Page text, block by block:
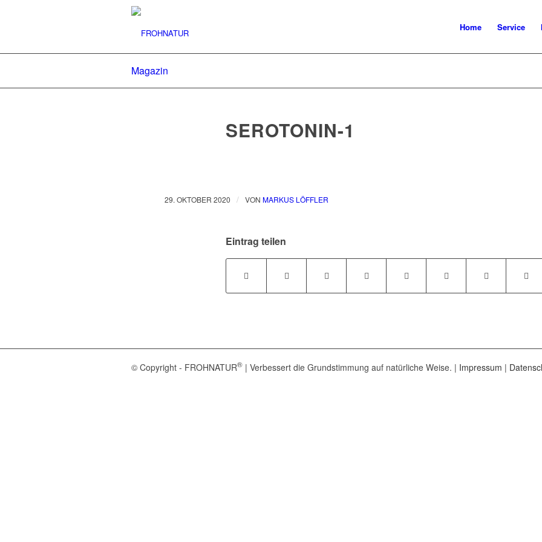
Home Service
Magazin
SEROTONIN-1
29. OKTOBER 2020 / VON MARKUS LÖFFLER
Eintrag teilen
© Copyright - FROHNATUR® | Verbessert die Grundstimmung auf natürliche Weise. | Impressum |